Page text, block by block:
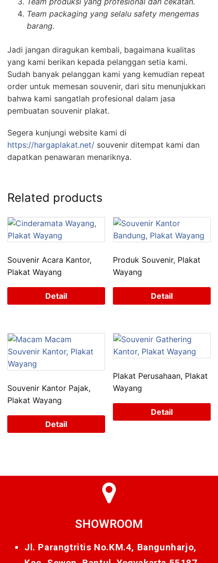
Team packaging yang selalu safety mengemas
barang.
Jadi jangan diragukan kembali, bagaimana kualitas
yang kami berikan kepada pelanggan setia kami.
Sudah banyak pelanggan kami yang kemudian repeat
order untuk memesan souvenir, dari situ menunjukkan
bahwa kami sangatlah profesional dalam jasa
pembuatan souvenir plakat.
Segera kunjungi website kami di
https://hargaplakat.net/ souvenir ditempat kami dan
dapatkan penawaran menariknya.
Related products
Souvenir Acara Kantor,
Plakat Wayang
Detail
Produk Souvenir, Plakat
Wayang
Detail
Souvenir Kantor Pajak,
Plakat Wayang
Detail
Plakat Perusahaan, Plakat
Wayang
Detail
SHOWROOM
Jl. Parangtritis No.KM.4, Bangunharjo,